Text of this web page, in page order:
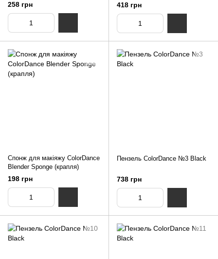
258 грн 418 грн
Спонж для макіяжу ColorDance
Blender Sponge (крапля)
198 грн
Пензель ColorDance №3 Black
738 грн